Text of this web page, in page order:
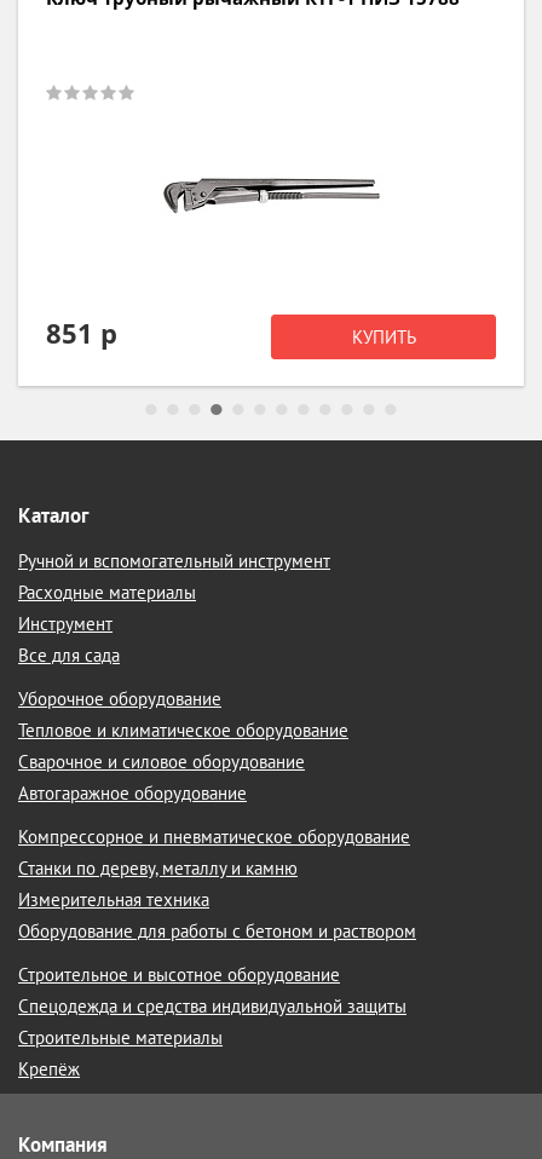
851 р КУПИТЬ
Каталог
Ручной и вспомогательный инструмент
Расходные материалы
Инструмент
Все для сада
Уборочное оборудование
Тепловое и климатическое оборудование
Сварочное и силовое оборудование
Автогаражное оборудование
Компрессорное и пневматическое оборудование
Станки по дереву, металлу и камню
Измерительная техника
Оборудование для работы с бетоном и раствором
Строительное и высотное оборудование
Спецодежда и средства индивидуальной защиты
Строительные материалы
Крепёж
Компания